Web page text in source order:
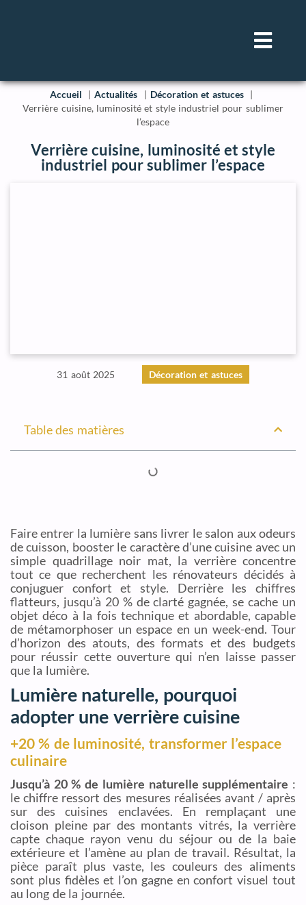
Accueil Actualités
Décoration et astuces
Verrière cuisine, luminosité et style industriel pour sublimer
l’espace
Verrière cuisine, luminosité et style
industriel pour sublimer l’espace
31 août 2025 Décoration et astuces
Table des matières
Faire entrer la lumière sans livrer le salon aux odeurs
de cuisson, booster le caractère d’une cuisine avec un
simple quadrillage noir mat, la verrière concentre
tout ce que recherchent les rénovateurs décidés à
conjuguer confort et style. Derrière les chiffres
flatteurs, jusqu’à 20 % de clarté gagnée, se cache un
objet déco à la fois technique et abordable, capable
de métamorphoser un espace en un week-end. Tour
d’horizon des atouts, des formats et des budgets
pour réussir cette ouverture qui n’en laisse passer
que la lumière.
Lumière naturelle, pourquoi
adopter une verrière cuisine
+20 % de luminosité, transformer l’espace
culinaire
Jusqu’à 20 % de lumière naturelle supplémentaire :
le chiffre ressort des mesures réalisées avant / après
sur des cuisines enclavées. En remplaçant une
cloison pleine par des montants vitrés, la verrière
capte chaque rayon venu du séjour ou de la baie
extérieure et l’amène au plan de travail. Résultat, la
pièce paraît plus vaste, les couleurs des aliments
sont plus fidèles et l’on gagne en confort visuel tout
au long de la journée.